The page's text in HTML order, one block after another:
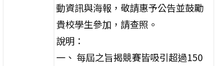
動資訊與海報，敬請惠予公告並鼓勵
貴校學生參加，請查照。
說明：
一、 每屆之旨揭競賽皆吸引超過150